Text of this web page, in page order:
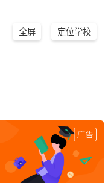
全屏 定位学校